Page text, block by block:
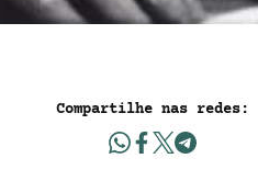
Compartilhe nas redes: